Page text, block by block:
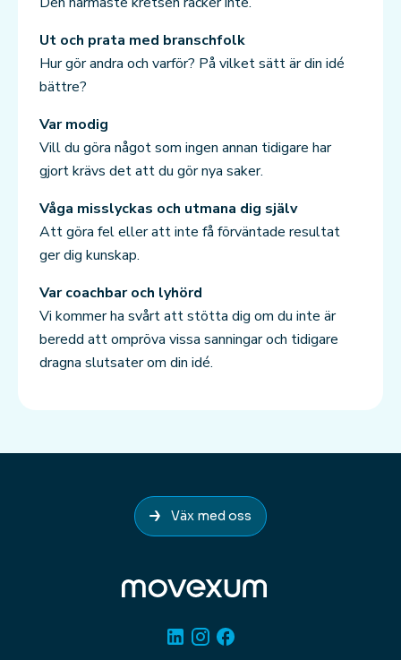
Ut och prata med branschfolk
Hur gör andra och varför? På vilket sätt är din idé
bättre?
Var modig
Vill du göra något som ingen annan tidigare har
gjort krävs det att du gör nya saker.
Våga misslyckas och utmana dig själv
Att göra fel eller att inte få förväntade resultat
ger dig kunskap.
Var coachbar och lyhörd
Vi kommer ha svårt att stötta dig om du inte är
beredd att ompröva vissa sanningar och tidigare
dragna slutsater om din idé.
Väx med oss
LinkedinInstagram